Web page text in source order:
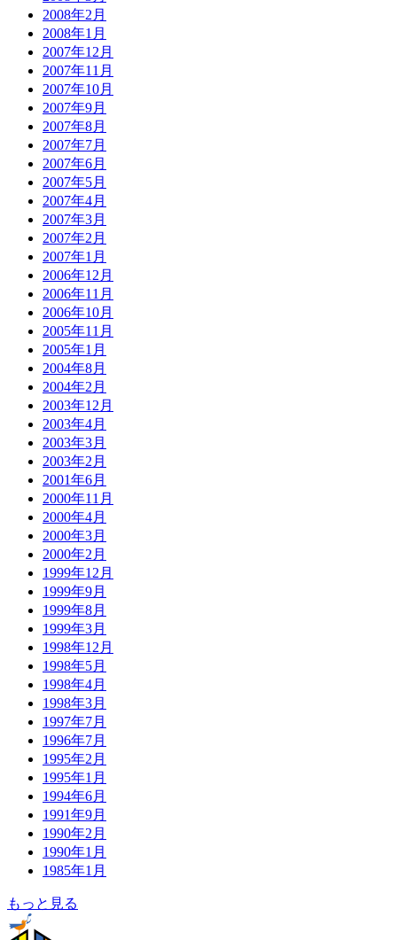
2008年2月
2008年1月
2007年12月
2007年11月
2007年10月
2007年9月
2007年8月
2007年7月
2007年6月
2007年5月
2007年4月
2007年3月
2007年2月
2007年1月
2006年12月
2006年11月
2006年10月
2005年11月
2005年1月
2004年8月
2004年2月
2003年12月
2003年4月
2003年3月
2003年2月
2001年6月
2000年11月
2000年4月
2000年3月
2000年2月
1999年12月
1999年9月
1999年8月
1999年3月
1998年12月
1998年5月
1998年4月
1998年3月
1997年7月
1996年7月
1995年2月
1995年1月
1994年6月
1991年9月
1990年2月
1990年1月
1985年1月
もっと見る